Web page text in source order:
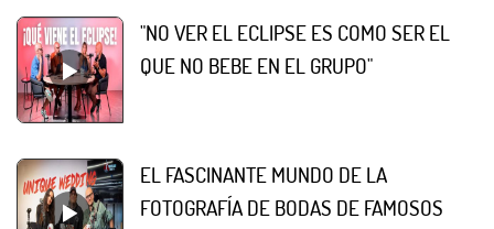
"NO VER EL ECLIPSE ES COMO SER EL
QUE NO BEBE EN EL GRUPO"
EL FASCINANTE MUNDO DE LA
FOTOGRAFÍA DE BODAS DE FAMOSOS